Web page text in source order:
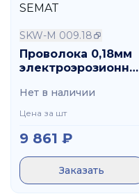
SKW-M 009.18
Проволока 0,18мм
электроэрозионная
станков DK 2000м
SEMAT
Нет в наличии
Цена за шт
9 861 ₽
Заказать